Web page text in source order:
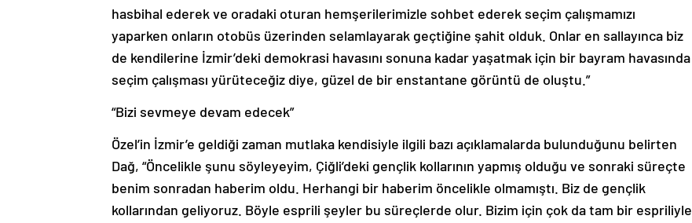
hasbihal ederek ve oradaki oturan hemşerilerimizle sohbet ederek seçim çalışmamızı
yaparken onların otobüs üzerinden selamlayarak geçtiğine şahit olduk. Onlar en sallayınca biz
de kendilerine İzmir’deki demokrasi havasını sonuna kadar yaşatmak için bir bayram havasında
seçim çalışması yürüteceğiz diye, güzel de bir enstantane görüntü de oluştu.”
“Bizi sevmeye devam edecek”
Özel’in İzmir’e geldiği zaman mutlaka kendisiyle ilgili bazı açıklamalarda bulunduğunu belirten
Dağ, “Öncelikle şunu söyleyeyim, Çiğli’deki gençlik kollarının yapmış olduğu ve sonraki süreçte
benim sonradan haberim oldu. Herhangi bir haberim öncelikle olmamıştı. Biz de gençlik
kollarından geliyoruz. Böyle esprili şeyler bu süreçlerde olur. Bizim için çok da tam bir espriliyle